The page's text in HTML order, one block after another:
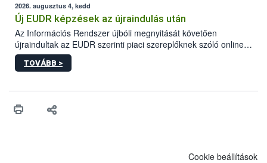
higiéniai szabályok betartása, a megfelelő hőkezelés, valamint a
maradékok szakszerű tárolása. A Nemzeti Élelmiszerlánc-
biztonsági Hivatal (Nébih) Oktatási Programja összegyűjtötte a
biztonságos grillezés legfontosabb tudnivalóit.
2026. augusztus 4, kedd
Új EUDR képzések az újraindulás után
Az Információs Rendszer újbóli megnyitását követően
újraindultak az EUDR szerinti piaci szereplőknek szóló online
képzések.
TOVÁBB >
Cookie beállítások